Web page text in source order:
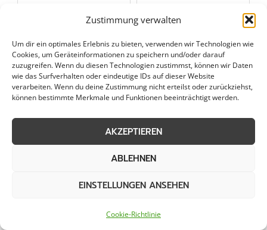
Zustimmung verwalten
Um dir ein optimales Erlebnis zu bieten, verwenden wir Technologien wie
Cookies, um Geräteinformationen zu speichern und/oder darauf
zuzugreifen. Wenn du diesen Technologien zustimmst, können wir Daten
wie das Surfverhalten oder eindeutige IDs auf dieser Website
verarbeiten. Wenn du deine Zustimmung nicht erteilst oder zurückziehst,
können bestimmte Merkmale und Funktionen beeinträchtigt werden.
AKZEPTIEREN
ABLEHNEN
EINSTELLUNGEN ANSEHEN
Cookie-Richtlinie
Großenkneten
Hasbergen
Winterdienst in Hatten
Winterdienst in
Löningen
Winterdienst in Melle
Winterdienst in
Osnabrück